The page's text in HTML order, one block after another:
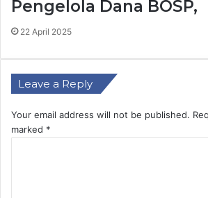
Pengelola Dana BOSP,
22 April 2025
Leave a Reply
Your email address will not be published.
marked *